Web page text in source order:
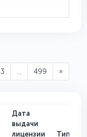
3 ... 499 »
Дата
выдачи
лицензии
Тип